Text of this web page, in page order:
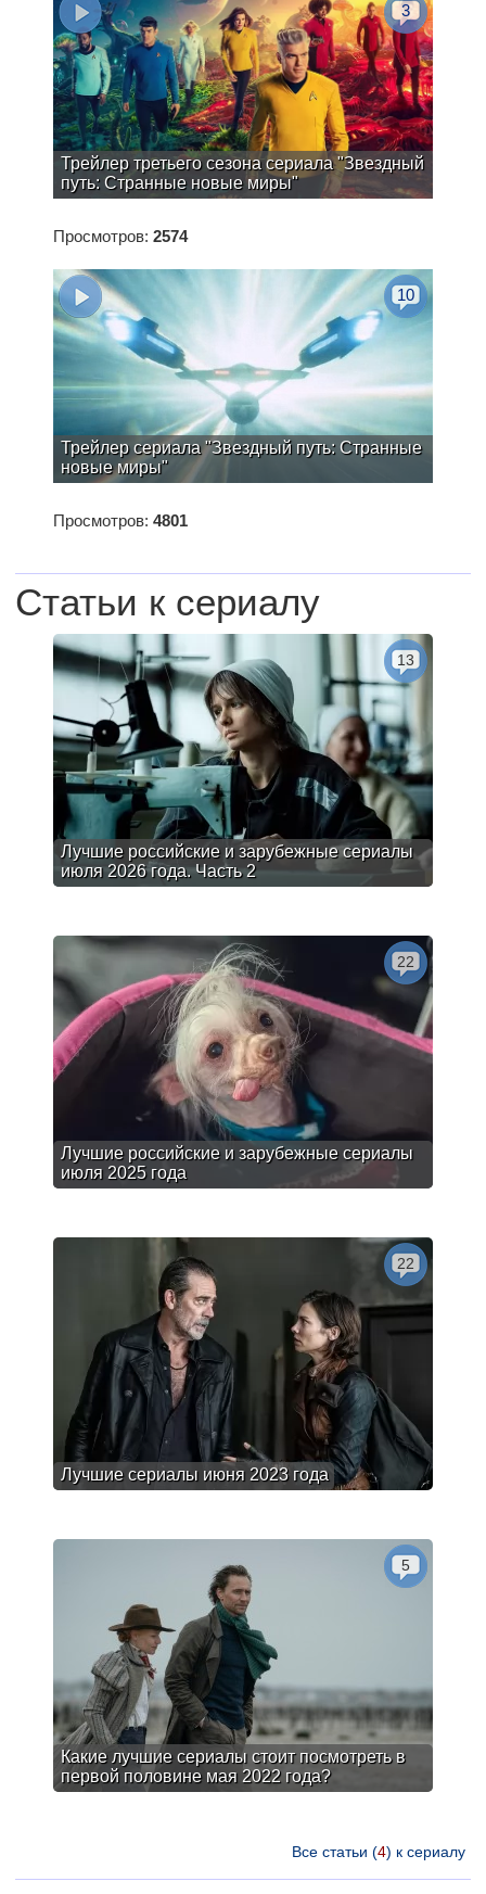
Трейлер третьего сезона сериала "Звездный
путь: Странные новые миры"
3
Просмотров: 2574
Трейлер сериала "Звездный путь: Странные
новые миры"
10
Просмотров: 4801
Статьи к сериалу
Лучшие российские и зарубежные сериалы
июля 2026 года. Часть 2
13
Лучшие российские и зарубежные сериалы
июля 2025 года
22
Лучшие сериалы июня 2023 года
22
Какие лучшие сериалы стоит посмотреть в
первой половине мая 2022 года?
5
Все статьи (4) к сериалу